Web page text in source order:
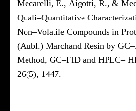
Mecarelli, E., Aigotti, R., &
Quali–Quantitative
Non–Volatile Compounds in
(Aubl.) Marchand Resin by GC–
Method, GC–FID and HPLC–
26(5), 1447.